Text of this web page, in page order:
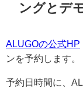
ングとデ
ALUGOの公式HP
ンを予約します。
予約日時間に、